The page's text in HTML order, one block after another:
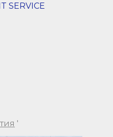
SERVICE
'